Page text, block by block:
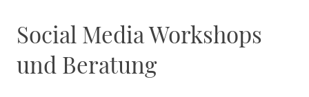
Social Media Workshops
und Beratung